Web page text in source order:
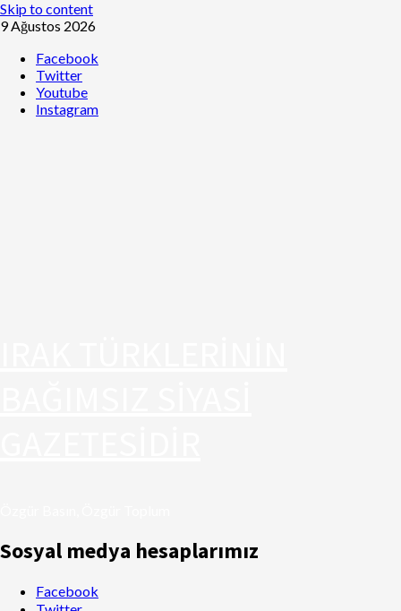
Skip to content
9 Ağustos 2026
Facebook
Twitter
Youtube
Instagram
Sosyal medya hesaplarımız
Facebook